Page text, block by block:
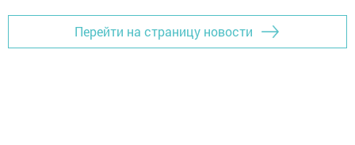
Перейти на страницу новости